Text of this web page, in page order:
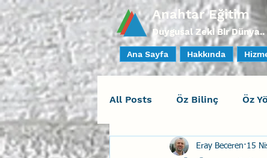
Anahtar Eğitim
Duygusal Zeki Bir Dünya..
Ana Sayfa Hakkında
All Posts Öz Bilinç Öz
Sosyal Bilinç İlişki
Eray Beceren 15